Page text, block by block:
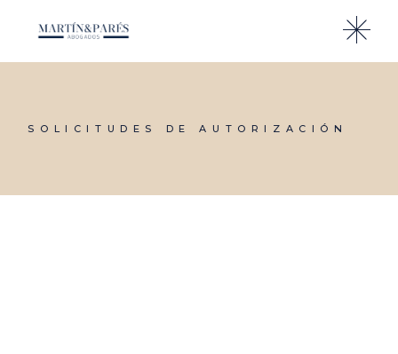
SOLICITUDES DE AUTORIZACIÓN